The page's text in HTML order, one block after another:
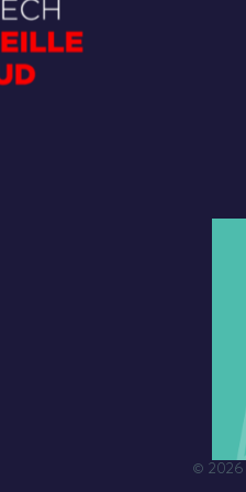
© 2026